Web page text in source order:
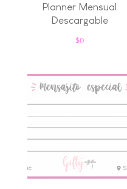
Planner Mensual
Descargable
$0